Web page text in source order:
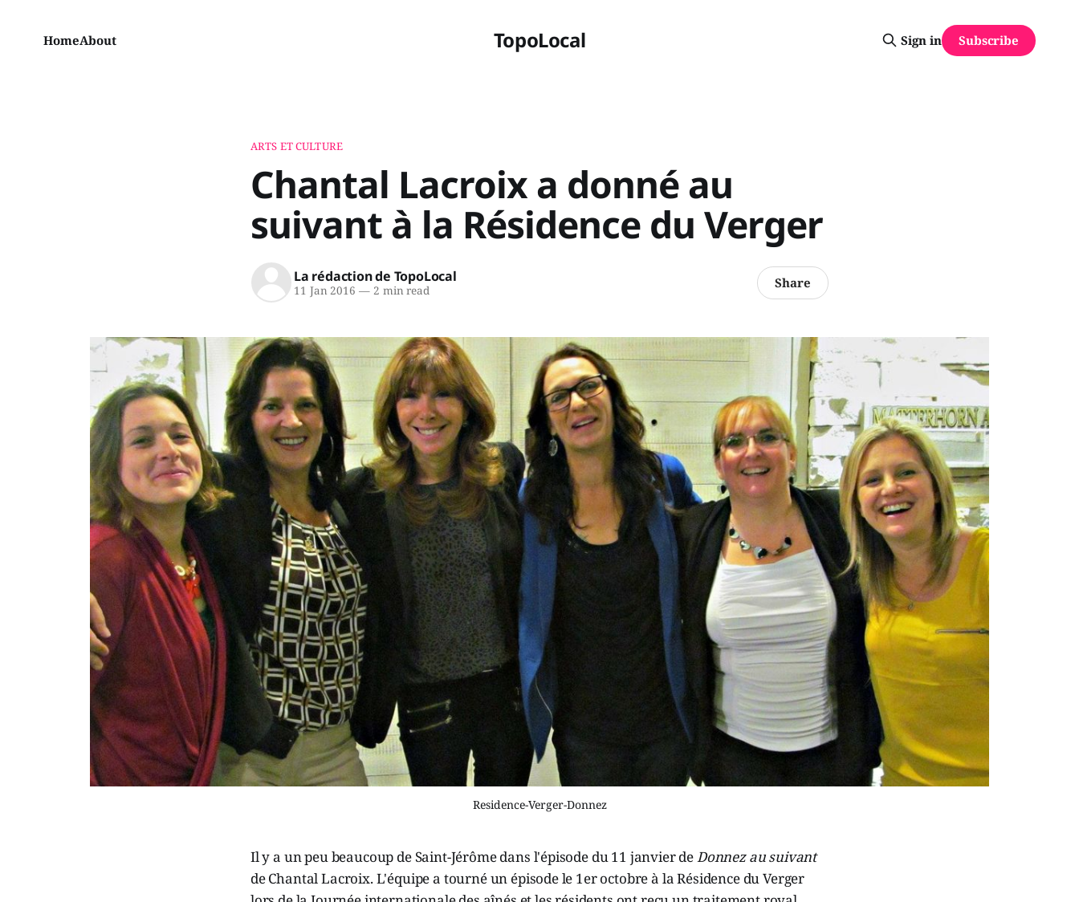
TopoLocal
HomeAbout Sign in Subscribe
ARTS ET CULTURE
Chantal Lacroix a donné au
suivant à la Résidence du Verger
La rédaction de TopoLocal
11 Jan 2016 —2 min read Share
Residence-Verger-Donnez
Il y a un peu beaucoup de Saint-Jérôme dans l'épisode du 11 janvier deDonnez au suivant
de Chantal Lacroix. L'équipe a tourné un épisode le 1er octobre à la Résidence du Verger